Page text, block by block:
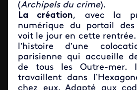
(Archipels du crime).
La création, avec la
numérique du portail
voit le jour en cette rentrée.
l’histoire d’une
parisienne qui accueille
de tous les Outre-mer.
travaillent dans